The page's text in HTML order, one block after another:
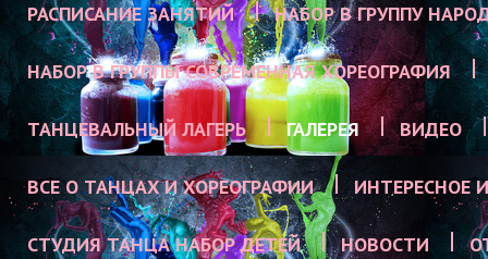
РАСПИСАНИЕ ЗАНЯТИЙ НАБОР В ГРУППУ
НАБОР В ГРУППЫ СОВРЕМЕННАЯ ХОРЕОГРАФИЯ
ТАНЦЕВАЛЬНЫЙ ЛАГЕРЬ ГАЛЕРЕЯ ВИДЕО
ВСЕ О ТАНЦАХ И ХОРЕОГРАФИИ ИНТЕРЕСНОЕ
СТУДИЯ ТАНЦА НАБОР ДЕТЕЙ НОВОСТИ